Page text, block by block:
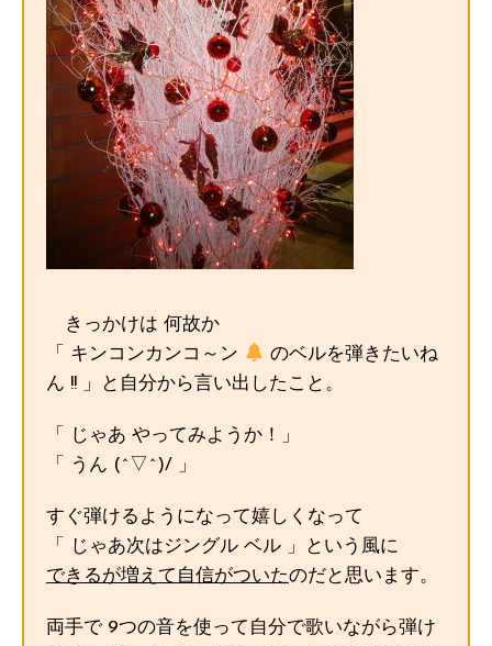
きっかけは 何故か
「 キンコンカンコ～ン
のベルを弾きたいね
ん !! 」と自分から言い出したこと。
「 じゃあ やってみようか！」
「 うん (^▽^)/ 」
すぐ弾けるようになって嬉しくなって
「 じゃあ次はジングル ベル 」という風に
できるが増えて自信がついたのだと思います。
両手で 9つの音を使って自分で歌いながら弾け